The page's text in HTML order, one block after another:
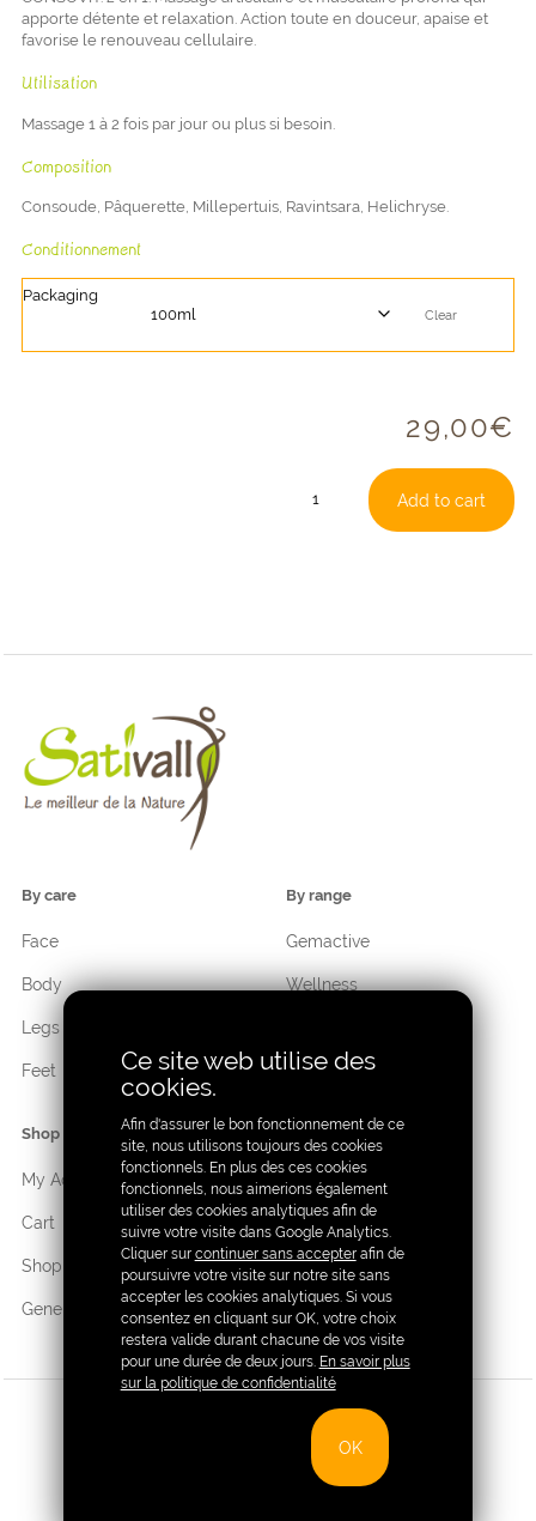
apporte détente et relaxation. Action toute en douceur, apaise et
favorise le renouveau cellulaire.
Utilisation
Massage 1 à 2 fois par jour ou plus si besoin.
Composition
Consoude, Pâquerette, Millepertuis, Ravintsara, Helichryse.
Conditionnement
Packaging
Clear
29,00€
quantity
Add to cart
By care
Face
Body
Legs
Feet
By range
Gemactive
Wellness
Hygiene
Shop
My Account
Cart
Shop
General terms of sale
General terms of sale
Ce site web utilise des
cookies.
Afin d'assurer le bon fonctionnement de ce
site, nous utilisons toujours des cookies
fonctionnels. En plus des ces cookies
fonctionnels, nous aimerions également
utiliser des cookies analytiques afin de
suivre votre visite dans Google Analytics.
Cliquer sur continuer sans accepterafin de
poursuivre votre visite sur notre site sans
accepter les cookies analytiques. Si vous
consentez en cliquant sur OK, votre choix
restera valide durant chacune de vos visite
pour une durée de deux jours. En savoir plus
sur la politique de confidentialité
OK